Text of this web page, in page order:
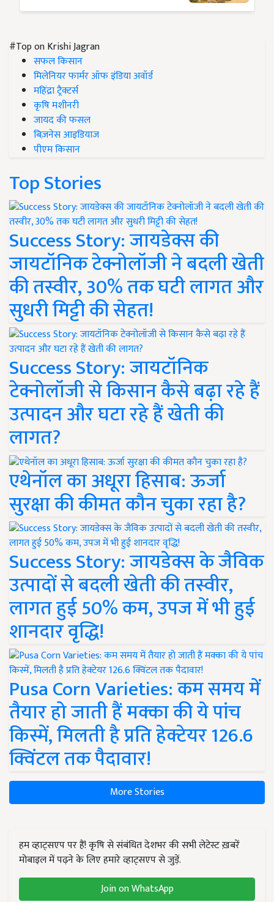
#Top on Krishi Jagran
सफल किसान
मिलेनियर फार्मर ऑफ इंडिया अवॉर्ड
महिंद्रा ट्रैक्टर्स
कृषि मशीनरी
जायद की फसल
बिज़नेस आइडियाज
पीएम किसान
Top Stories
Success Story: जायडेक्स की
जायटॉनिक टेक्नोलॉजी ने बदली खेती
की तस्वीर, 30% तक घटी लागत और
सुधरी मिट्टी की सेहत!
Success Story: जायटॉनिक
टेक्नोलॉजी से किसान कैसे बढ़ा रहे हैं
उत्पादन और घटा रहे हैं खेती की
लागत?
एथेनॉल का अधूरा हिसाब: ऊर्जा
सुरक्षा की कीमत कौन चुका रहा है?
Success Story: जायडेक्स के जैविक
उत्पादों से बदली खेती की तस्वीर,
लागत हुई 50% कम, उपज में भी हुई
शानदार वृद्धि!
Pusa Corn Varieties: कम समय में
तैयार हो जाती हैं मक्का की ये पांच
किस्में, मिलती है प्रति हेक्टेयर 126.6
क्विंटल तक पैदावार!
More Stories
हम व्हाट्सएप पर हैं! कृषि से संबंधित देशभर की सभी लेटेस्ट ख़बरें
मोबाइल में पढ़ने के लिए हमारे व्हाट्सएप से जुड़ें.
Join on WhatsApp